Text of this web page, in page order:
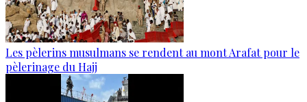
Les pèlerins musulmans se rendent au mont Arafat pour le
pèlerinage du Hajj